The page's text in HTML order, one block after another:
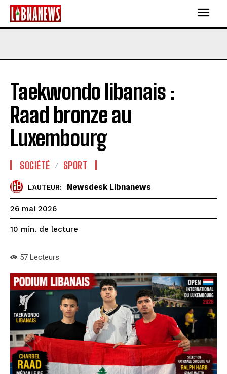
Taekwondo libanais :
Raad bronze au
Luxembourg
SOCIÉTÉ SPORT
L'AUTEUR: Newsdesk Libnanews
26 mai 2026
10 min. de lecture
57 Lecteurs